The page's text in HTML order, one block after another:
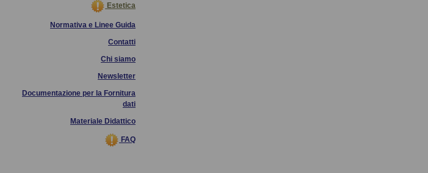
Estetica
Normativa e Linee Guida
Contatti
Chi siamo
Newsletter
Documentazione per la Fornitura
dati
Materiale Didattico
FAQ